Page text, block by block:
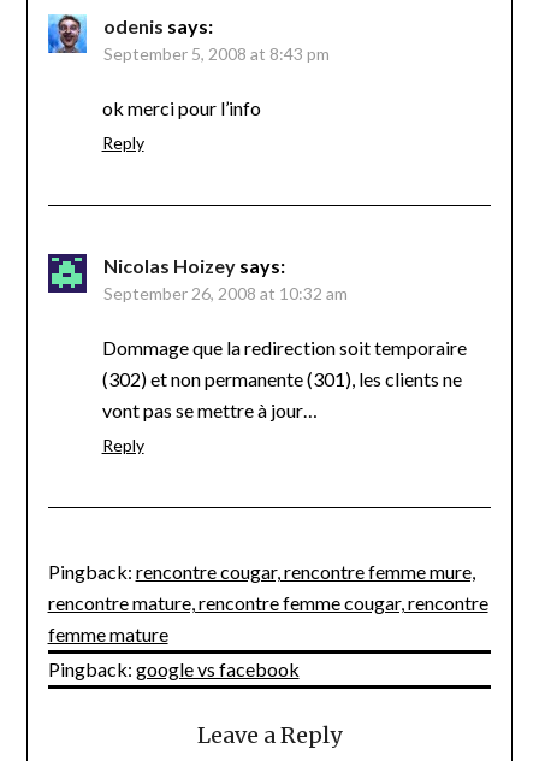
odenis says:
September 5, 2008 at 8:43 pm
ok merci pour l’info
Reply
Nicolas Hoizey says:
September 26, 2008 at 10:32 am
Dommage que la redirection soit temporaire
(302) et non permanente (301), les clients ne
vont pas se mettre à jour…
Reply
Pingback: rencontre cougar, rencontre femme mure,
rencontre mature, rencontre femme cougar, rencontre
femme mature
Pingback: google vs facebook
Leave a Reply